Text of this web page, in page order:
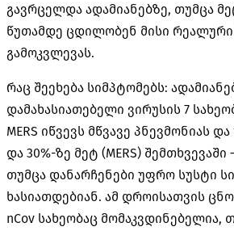
გავრცელდა ადამიანებზე, თუმცა
წუთამდე ცდილობენ მისი
გამოკვლევას.
რაც შეეხება სიმპტომებს:
დამახასიათებელი ვირუსის 7
MERS იწვევს მწვავე პნევმონიას და
და 30%-ზე მეტ (MERS)
თუმცა დანარჩენები უფრო სუსტი
ხასიათდებიან. ამ დროისათვის
nCov სახეობაც მომაკვდინებელია,